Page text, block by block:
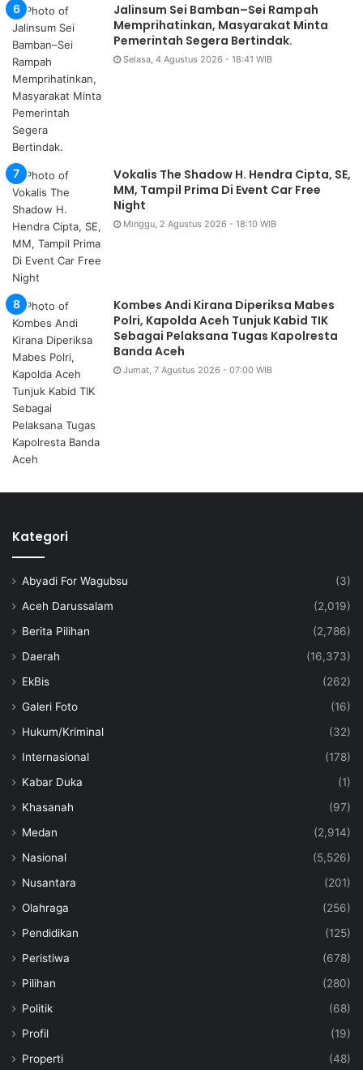
Jalinsum Sei Bamban–Sei Rampah
Memprihatinkan, Masyarakat Minta
Pemerintah Segera Bertindak.
Selasa, 4 Agustus 2026 - 18:41 WIB
Vokalis The Shadow H. Hendra Cipta, SE,
MM, Tampil Prima Di Event Car Free
Night
Minggu, 2 Agustus 2026 - 18:10 WIB
Kombes Andi Kirana Diperiksa Mabes
Polri, Kapolda Aceh Tunjuk Kabid TIK
Sebagai Pelaksana Tugas Kapolresta
Banda Aceh
Jumat, 7 Agustus 2026 - 07:00 WIB
Kategori
Abyadi For Wagubsu
(3)
Aceh Darussalam
(2,019)
Berita Pilihan
(2,786)
Daerah
(16,373)
EkBis
(262)
Galeri Foto
(16)
Hukum/Kriminal
(32)
Internasional
(178)
Kabar Duka
(1)
Khasanah
(97)
Medan
(2,914)
Nasional
(5,526)
Nusantara
(201)
Olahraga
(256)
Pendidikan
(125)
Peristiwa
(678)
Pilihan
(280)
Politik
(68)
Profil
(19)
Properti
(48)